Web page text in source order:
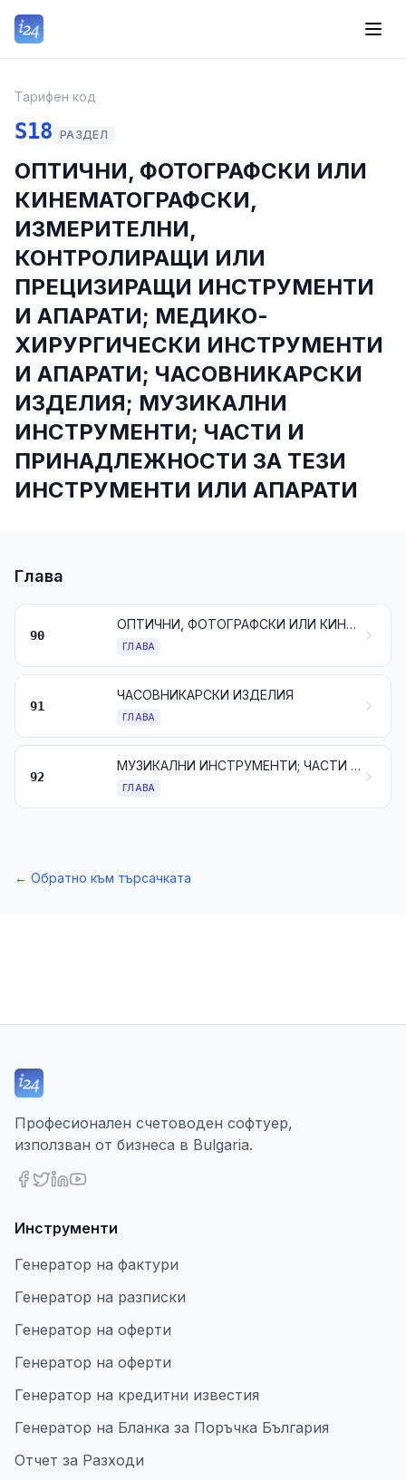
Тарифен код
S18 РАЗДЕЛ
ОПТИЧНИ, ФОТОГРАФСКИ ИЛИ
КИНЕМАТОГРАФСКИ,
ИЗМЕРИТЕЛНИ,
КОНТРОЛИРАЩИ ИЛИ
ПРЕЦИЗИРАЩИ ИНСТРУМЕНТИ
И АПАРАТИ; МЕДИКО-
ХИРУРГИЧЕСКИ ИНСТРУМЕНТИ
И АПАРАТИ; ЧАСОВНИКАРСКИ
ИЗДЕЛИЯ; МУЗИКАЛНИ
ИНСТРУМЕНТИ; ЧАСТИ И
ПРИНАДЛЕЖНОСТИ ЗА ТЕЗИ
ИНСТРУМЕНТИ ИЛИ АПАРАТИ
Глава
90
ОПТИЧНИ, ФОТОГРАФСКИ ИЛИ КИНЕМАТОГРАФСКИ, ИЗМЕРИТЕЛНИ, КОНТРОЛИРАЩИ ИЛИ ПРЕЦИЗИРАЩИ ИНСТРУМЕНТИ И АПАРАТИ; МЕДИКО-ХИРУРГИЧЕСКИ ИНСТРУМЕНТИ И АПАРАТИ; ЧАСТИ И ПРИНАДЛЕЖНОСТИ ЗА ТЕЗИ ИНСТРУМЕНТИ ИЛИ АПАРАТИ
ГЛАВА
91
ЧАСОВНИКАРСКИ ИЗДЕЛИЯ
ГЛАВА
92
МУЗИКАЛНИ ИНСТРУМЕНТИ; ЧАСТИ И ПРИНАДЛЕЖНОСТИ ЗА ТЕЗИ ИНСТРУМЕНТИ
ГЛАВА
← Обратно към търсачката
Професионален счетоводен софтуер,
използван от бизнеса в Bulgaria.
Инструменти
Генератор на фактури
Генератор на разписки
Генератор на оферти
Генератор на оферти
Генератор на кредитни известия
Генератор на Бланка за Поръчка България
Отчет за Разходи